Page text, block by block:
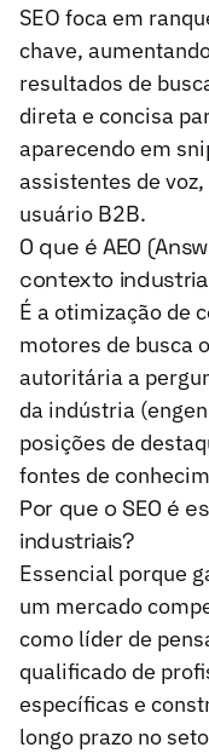
SEO foca em
chave,
resultados de
direta e concisa
aparecendo em
assistentes de
usuário B2B.
O que é AEO
contexto
É a otimização de
motores de busca
autoritária a
da indústria
posições de
fontes de
Por que o SEO é
industriais?
Essencial porque
um mercado
como líder de
qualificado de
específicas e
longo prazo no